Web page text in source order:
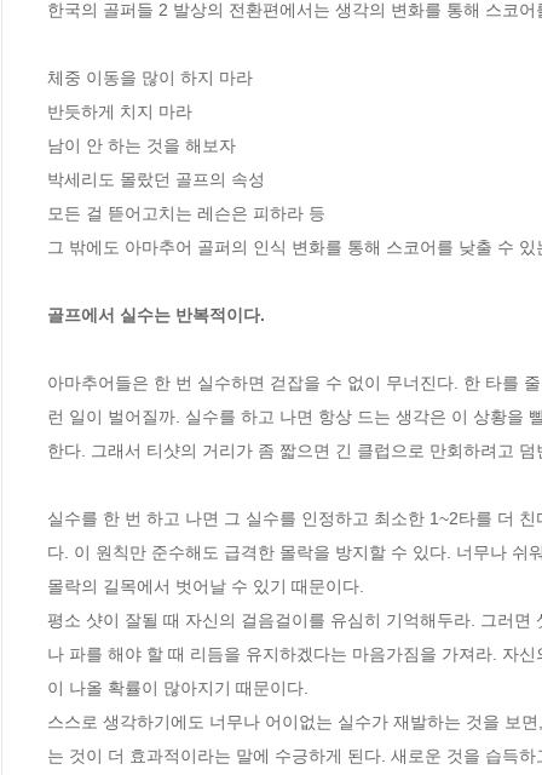
한국의 골퍼들 2 발상의 전환편에서는 생각의 변화를 통해 스코
체중 이동을 많이 하지 마라
반듯하게 치지 마라
남이 안 하는 것을 해보자
박세리도 몰랐던 골프의 속성
모든 걸 뜯어고치는 레슨은 피하라 등
그 밖에도 아마추어 골퍼의 인식 변화를 통해 스코어를 낮출 수
골프에서 실수는 반복적이다.
아마추어들은 한 번 실수하면 걷잡을 수 없이 무너진다. 한 타를
런 일이 벌어질까. 실수를 하고 나면 항상 드는 생각은 이 상황을
한다. 그래서 티샷의 거리가 좀 짧으면 긴 클럽으로 만회하려고
실수를 한 번 하고 나면 그 실수를 인정하고 최소한 1~2타를 더
다. 이 원칙만 준수해도 급격한 몰락을 방지할 수 있다. 너무나
몰락의 길목에서 벗어날 수 있기 때문이다.
평소 샷이 잘될 때 자신의 걸음걸이를 유심히 기억해두라. 그러
나 파를 해야 할 때 리듬을 유지하겠다는 마음가짐을 가져라. 자
이 나올 확률이 많아지기 때문이다.
스스로 생각하기에도 너무나 어이없는 실수가 재발하는 것을 보
는 것이 더 효과적이라는 말에 수긍하게 된다. 새로운 것을 습득